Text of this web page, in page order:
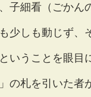
子細看（ごかん
少しも動じず
いうことを眼目
の札を引いた